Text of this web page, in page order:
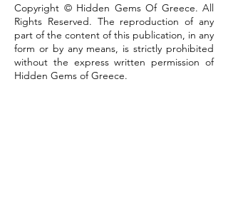
Copyright © Hidden Gems Of Greece. All
Rights Reserved. The reproduction of any
part of the content of this publication, in any
form or by any means, is strictly prohibited
without the express written permission of
Hidden Gems of Greece.